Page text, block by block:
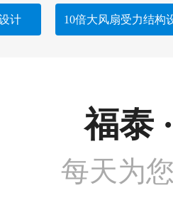
计 10倍大风扇受力结构
福泰
每天为